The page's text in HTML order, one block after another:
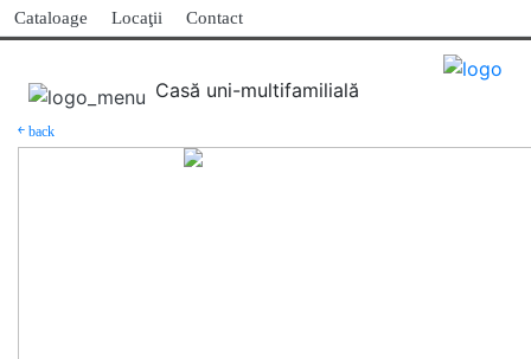
Cataloage Locaţii Contact
￩ back
Casă uni-multifamilială